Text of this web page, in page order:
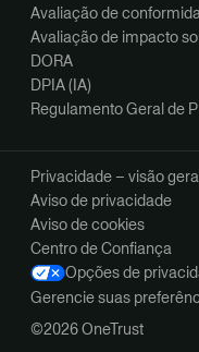
Avaliação de
Avaliação de impacto
DORA
DPIA (IA)
Regulamento Geral de
©2026 OneTrust
Privacidade – visão
Aviso de privacidade
Aviso de cookies
Centro de Confiança
Opções de
Gerencie suas